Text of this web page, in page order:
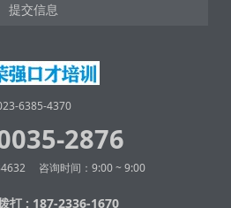
提交信息
6385-4370
2876
咨询时间：9:00 ~ 9:00
打 : 187-2336-1670